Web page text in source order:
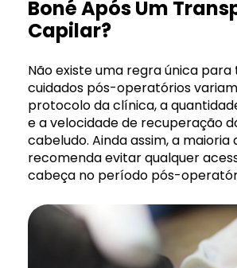
Boné Após Um
Capilar?
Não existe uma regra única para
cuidados pós-operatórios
protocolo da clínica, a
e a velocidade de recuperação
cabeludo. Ainda assim, a maioria
recomenda evitar qualquer
cabeça no período pós-